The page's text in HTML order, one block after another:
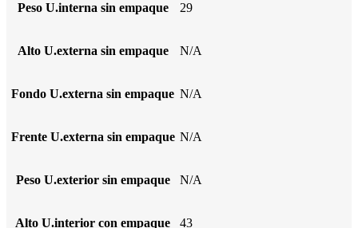
Peso U.interna sin empaque 29
Alto U.externa sin empaque N/A
Fondo U.externa sin empaque N/A
Frente U.externa sin empaque N/A
Peso U.exterior sin empaque N/A
Alto U.interior con empaque 43